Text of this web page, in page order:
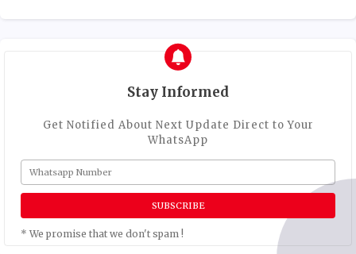
Stay Informed
Get Notified About Next Update Direct to Your
WhatsApp
* We promise that we don't spam !